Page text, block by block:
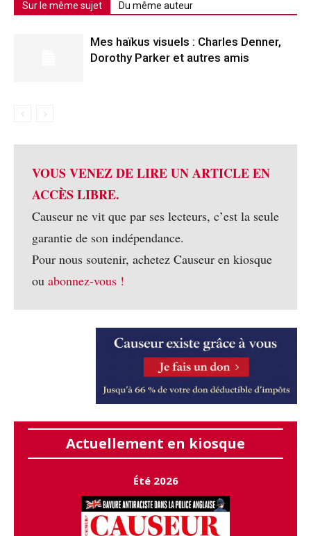
Sur le même sujet Du même auteur
Mes haïkus visuels : Charles Denner,
Dorothy Parker et autres amis
VOUS VENEZ DE LIRE UN ARTICLE EN
ACCÈS LIBRE.
Causeur ne vit que par ses lecteurs, c’est la seule
garantie de son indépendance.
Pour nous soutenir, achetez Causeur en kiosque
ou abonnez-vous !
Actuellement en kiosque
Été 2026